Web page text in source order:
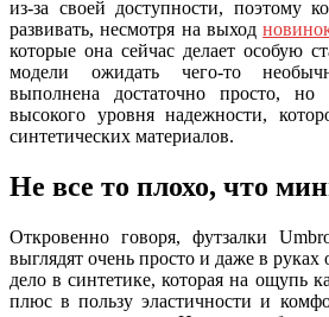
из-за своей доступности, поэтому
развивать, несмотря на выход
которые она сейчас делает особую
модели ожидать чего-то
выполнена достаточно просто,
высокого уровня надежности,
синтетических материалов.
Не все то плохо, что
Откровенно говоря, футзалки
выглядят очень просто и даже в
дело в синтетике, которая на ощупь
плюс в пользу эластичности и